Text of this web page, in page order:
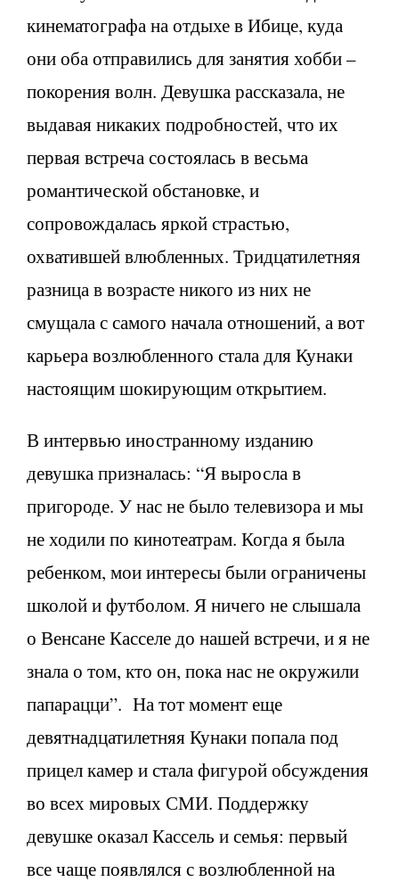
кинематографа на отдыхе в Ибице, куда
они оба отправились для занятия хобби –
покорения волн. Девушка рассказала, не
выдавая никаких подробностей, что их
первая встреча состоялась в весьма
романтической обстановке, и
сопровождалась яркой страстью,
охватившей влюбленных. Тридцатилетняя
разница в возрасте никого из них не
смущала с самого начала отношений, а вот
карьера возлюбленного стала для Кунаки
настоящим шокирующим открытием.
В интервью иностранному изданию
девушка призналась: “Я выросла в
пригороде. У нас не было телевизора и мы
не ходили по кинотеатрам. Когда я была
ребенком, мои интересы были ограничены
школой и футболом. Я ничего не слышала
о Венсане Касселе до нашей встречи, и я не
знала о том, кто он, пока нас не окружили
папарацци”. На тот момент еще
девятнадцатилетняя Кунаки попала под
прицел камер и стала фигурой обсуждения
во всех мировых СМИ. Поддержку
девушке оказал Кассель и семья: первый
все чаще появлялся с возлюбленной на